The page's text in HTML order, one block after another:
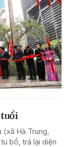
Hà Trung,
bổ, trả lại diện